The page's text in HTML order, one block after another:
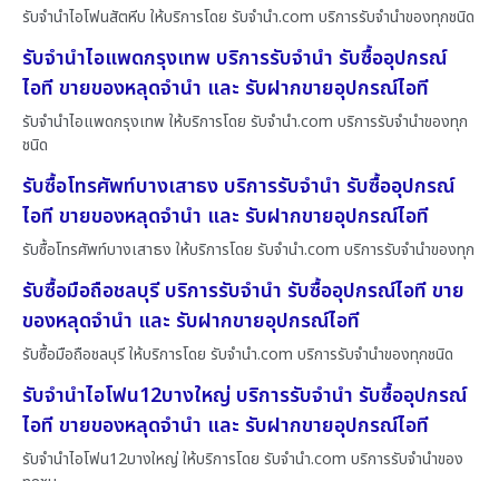
รับจำนำไอโฟนสัตหีบ ให้บริการโดย รับจํานํา.com บริการรับจำนำของทุกชนิด
รับจำนำไอแพดกรุงเทพ บริการรับจำนำ รับซื้ออุปกรณ์
ไอที ขายของหลุดจำนำ และ รับฝากขายอุปกรณ์ไอที
รับจำนำไอแพดกรุงเทพ ให้บริการโดย รับจํานํา.com บริการรับจำนำของทุก
ชนิด
รับซื้อโทรศัพท์บางเสาธง บริการรับจำนำ รับซื้ออุปกรณ์
ไอที ขายของหลุดจำนำ และ รับฝากขายอุปกรณ์ไอที
รับซื้อโทรศัพท์บางเสาธง ให้บริการโดย รับจํานํา.com บริการรับจำนำของทุก
รับซื้อมือถือชลบุรี บริการรับจำนำ รับซื้ออุปกรณ์ไอที ขาย
ของหลุดจำนำ และ รับฝากขายอุปกรณ์ไอที
รับซื้อมือถือชลบุรี ให้บริการโดย รับจํานํา.com บริการรับจำนำของทุกชนิด
รับจำนำไอโฟน12บางใหญ่ บริการรับจำนำ รับซื้ออุปกรณ์
ไอที ขายของหลุดจำนำ และ รับฝากขายอุปกรณ์ไอที
รับจำนำไอโฟน12บางใหญ่ ให้บริการโดย รับจํานํา.com บริการรับจำนำของ